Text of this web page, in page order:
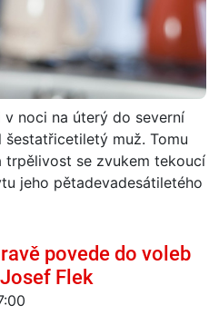
noci na úterý do severní
muž. Tomu
se zvukem tekoucí
jeho pětadevadesátiletého
povede do voleb
Flek